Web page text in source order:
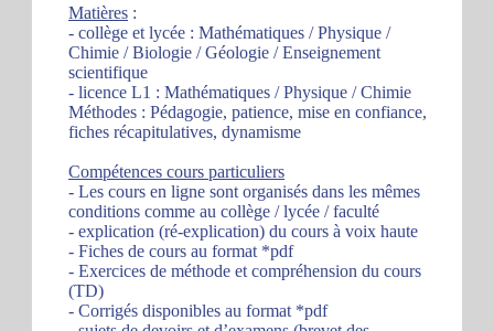
Matières :
- collège et lycée : Mathématiques / Physique /
Chimie / Biologie / Géologie / Enseignement
scientifique
- licence L1 : Mathématiques / Physique / Chimie
Méthodes : Pédagogie, patience, mise en confiance,
fiches récapitulatives, dynamisme
Compétences cours particuliers
- Les cours en ligne sont organisés dans les mêmes
conditions comme au collège / lycée / faculté
- explication (ré-explication) du cours à voix haute
- Fiches de cours au format *pdf
- Exercices de méthode et compréhension du cours
(TD)
- Corrigés disponibles au format *pdf